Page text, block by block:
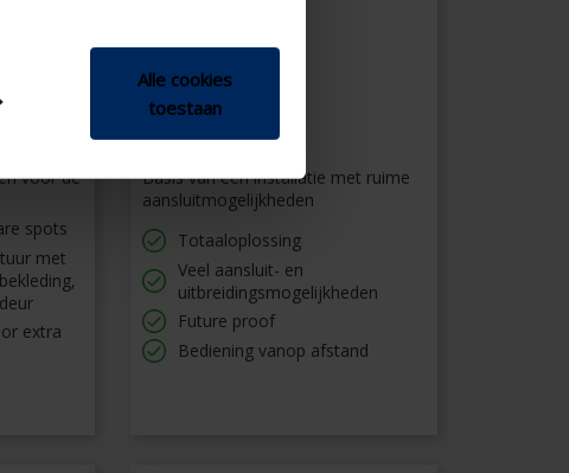
Alle cookies
toestaan
voor de
spots
met
extra
Brain+ module
Basis van een installatie met ruime
aansluitmogelijkheden
Totaaloplossing
Veel aansluit- en
uitbreidingsmogelijkheden
Future proof
Bediening vanop afstand